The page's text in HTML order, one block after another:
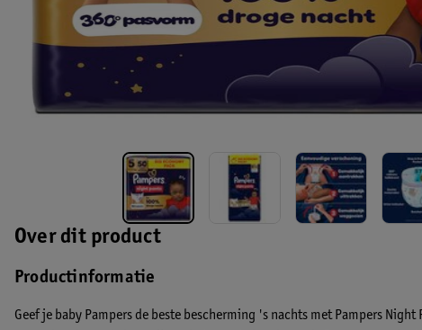
Over dit product
Productinformatie
Geef je baby Pampers de beste bescherming 's nachts met Pampers